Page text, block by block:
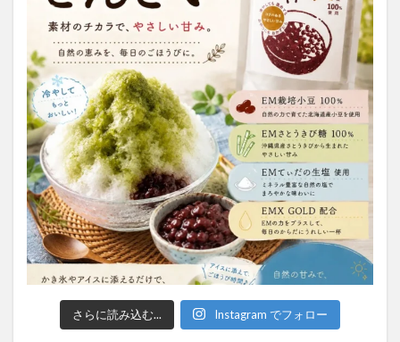
さらに読み込む... Instagram でフォロー